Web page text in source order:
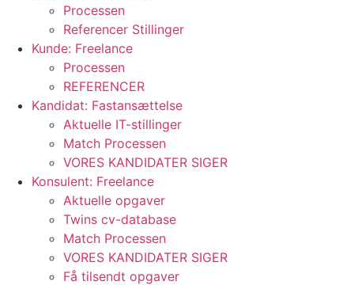
Processen
Referencer Stillinger
Kunde: Freelance
Processen
REFERENCER
Kandidat: Fastansættelse
Aktuelle IT-stillinger
Match Processen
VORES KANDIDATER SIGER
Konsulent: Freelance
Aktuelle opgaver
Twins cv-database
Match Processen
VORES KANDIDATER SIGER
Få tilsendt opgaver